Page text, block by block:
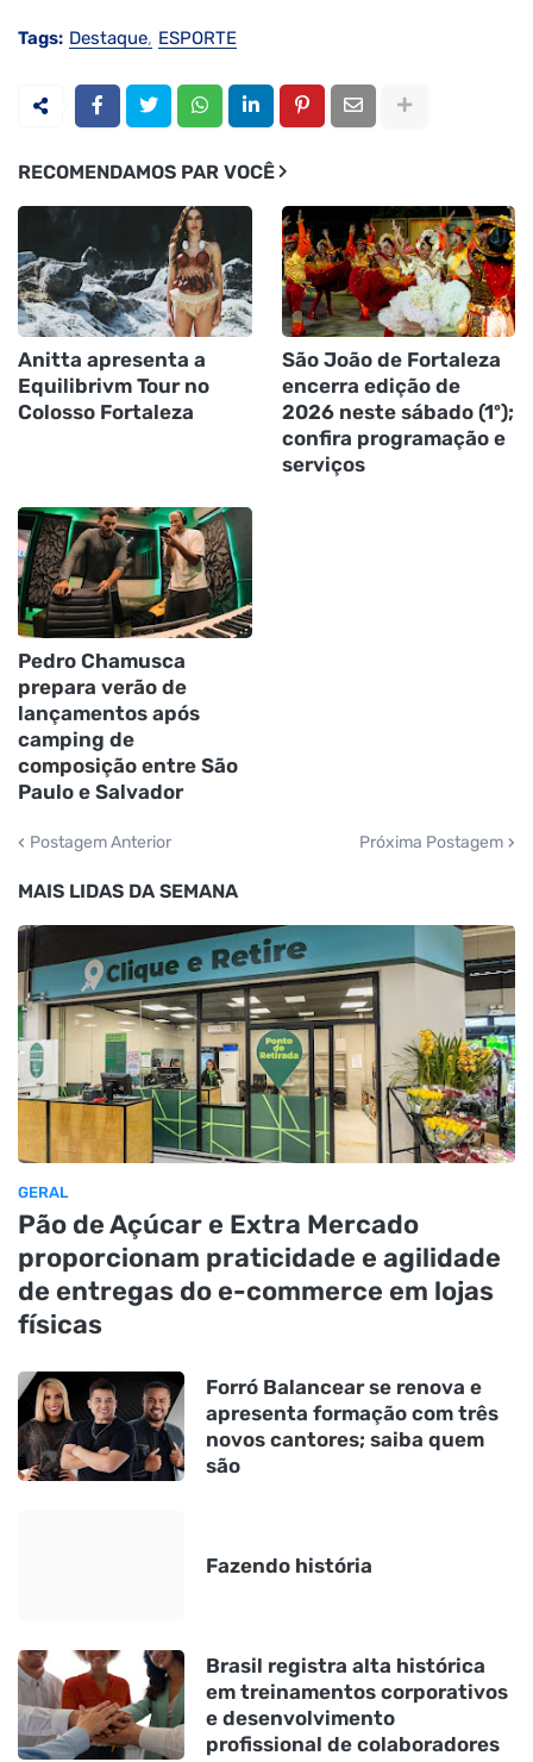
Tags: Destaque ESPORTE
RECOMENDAMOS PAR VOCÊ
Anitta apresenta a
Equilibrivm Tour no
Colosso Fortaleza
São João de Fortaleza
encerra edição de
2026 neste sábado (1º);
confira programação e
serviços
Pedro Chamusca
prepara verão de
lançamentos após
camping de
composição entre São
Paulo e Salvador
Postagem Anterior Próxima Postagem
MAIS LIDAS DA SEMANA
GERAL
Pão de Açúcar e Extra Mercado
proporcionam praticidade e agilidade
de entregas do e-commerce em lojas
físicas
Forró Balancear se renova e
apresenta formação com três
novos cantores; saiba quem
são
Fazendo história
Brasil registra alta histórica
em treinamentos corporativos
e desenvolvimento
profissional de colaboradores